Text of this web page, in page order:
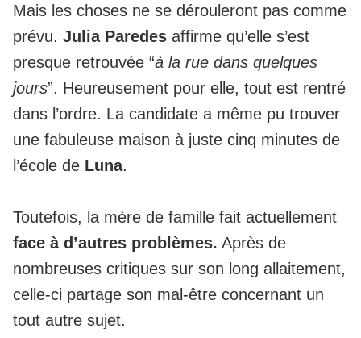
Mais les choses ne se dérouleront pas comme
prévu. Julia Paredes affirme qu’elle s’est
presque retrouvée “à la rue dans quelques
jours”. Heureusement pour elle, tout est rentré
dans l’ordre. La candidate a même pu trouver
une fabuleuse maison à juste cinq minutes de
l’école de Luna.
Toutefois, la mère de famille fait actuellement
face à d’autres problèmes. Après de
nombreuses critiques sur son long allaitement,
celle-ci partage son mal-être concernant un
tout autre sujet.